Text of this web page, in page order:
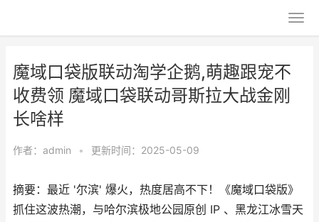
魔域口袋版联动淘学企鹅,萌趣跟宠不
收费领 魔域口袋联动哥斯拉大战金刚
长啥样
作者： admin • 更新时间：2025-05-09
摘要：最近 '尔滨' 爆火，热度居高不下！《魔域口袋版》
抓住这波热潮，与哈尔滨极地公园原创 IP 、黑龙江冰雪天